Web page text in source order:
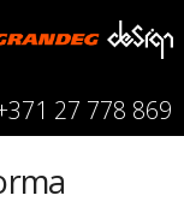
27 778 869